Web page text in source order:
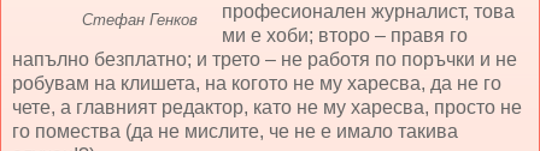
Стефан Генков
професионален журналист, това
ми е хоби; второ – правя го
напълно безплатно; и трето – не работя по поръчки и не
робувам на клишета, на когото не му харесва, да не го
чете, а главният редактор, като не му харесва, просто не
го помества (да не мислите, че не е имало такива